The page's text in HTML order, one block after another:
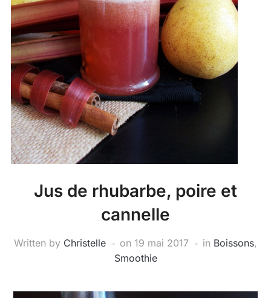
Jus de rhubarbe, poire et
cannelle
Written by Christelle on 19 mai 2017 in Boissons,
Smoothie